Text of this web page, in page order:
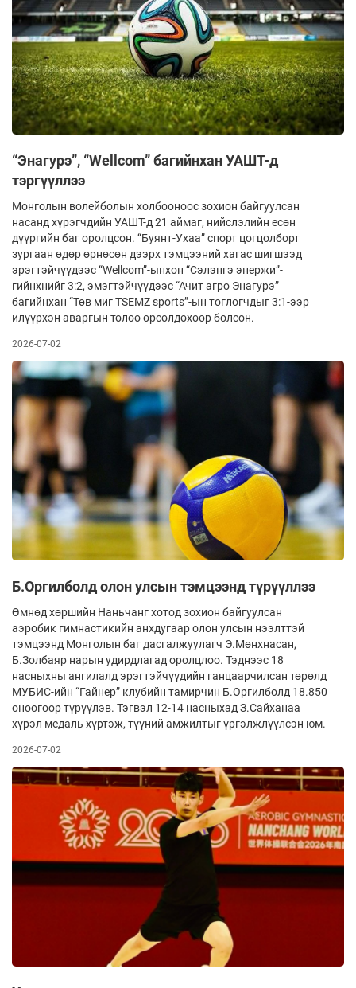
“Энагурэ”, “Wellcom” багийнхан УАШТ-д
тэргүүллээ
Монголын волейболын холбооноос зохион байгуулсан
насанд хүрэгчдийн УАШТ-д 21 аймаг, нийслэлийн есөн
дүүргийн баг оролцсон. “Буянт-Ухаа” спорт цогцолборт
зургаан өдөр өрнөсөн дээрх тэмцээний хагас шигшээд
эрэгтэйчүүдээс “Wellcom”-ынхон “Сэлэнгэ энержи”-
гийнхнийг 3:2, эмэгтэйчүүдээс “Ачит агро Энагурэ”
багийнхан “Төв миг TSEMZ sports”-ын тоглогчдыг 3:1-ээр
илүүрхэн аваргын төлөө өрсөлдөхөөр болсон.
2026-07-02
Б.Оргилболд олон улсын тэмцээнд түрүүллээ
Өмнөд хөршийн Наньчанг хотод зохион байгуулсан
аэробик гимнастикийн анхдугаар олон улсын нээлттэй
тэмцээнд Монголын баг дасгалжуулагч Э.Мөнхнасан,
Б.Золбаяр нарын удирдлагад оролцлоо. Тэднээс 18
насныхны ангилалд эрэгтэйчүүдийн ганцаарчилсан төрөлд
МУБИС-ийн “Гайнер” клубийн тамирчин Б.Оргилболд 18.850
оноогоор түрүүлэв. Тэгвэл 12-14 насныхад З.Сайханаа
хүрэл медаль хүртэж, түүний амжилтыг үргэлжлүүлсэн юм.
2026-07-02